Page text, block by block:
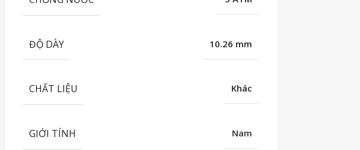
ĐỘ DÀY 10.26 mm
CHẤT LIỆU Khác
GIỚI TÍNH Nam